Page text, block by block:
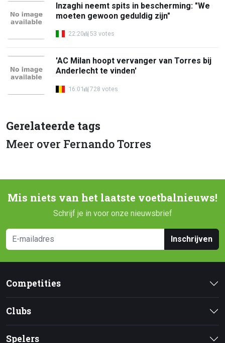
Inzaghi neemt spits in bescherming: "We
moeten gewoon geduldig zijn"
22:20 53 votes
'AC Milan hoopt vervanger van Torres bij
Anderlecht te vinden'
16:01 728 votes
Gerelateerde tags
Meer over Fernando Torres
Mis niets van het laatste voetbalnieuws!
Schrijf je in voor onze nieuwsbrief
Inschrijven
Competities
Clubs
Spelers